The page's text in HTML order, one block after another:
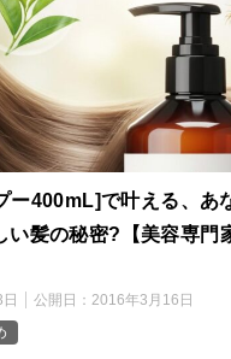
ー400mL]で叶える、あ
い髪の秘密?【美容専門
公開日： 2016年3月16日